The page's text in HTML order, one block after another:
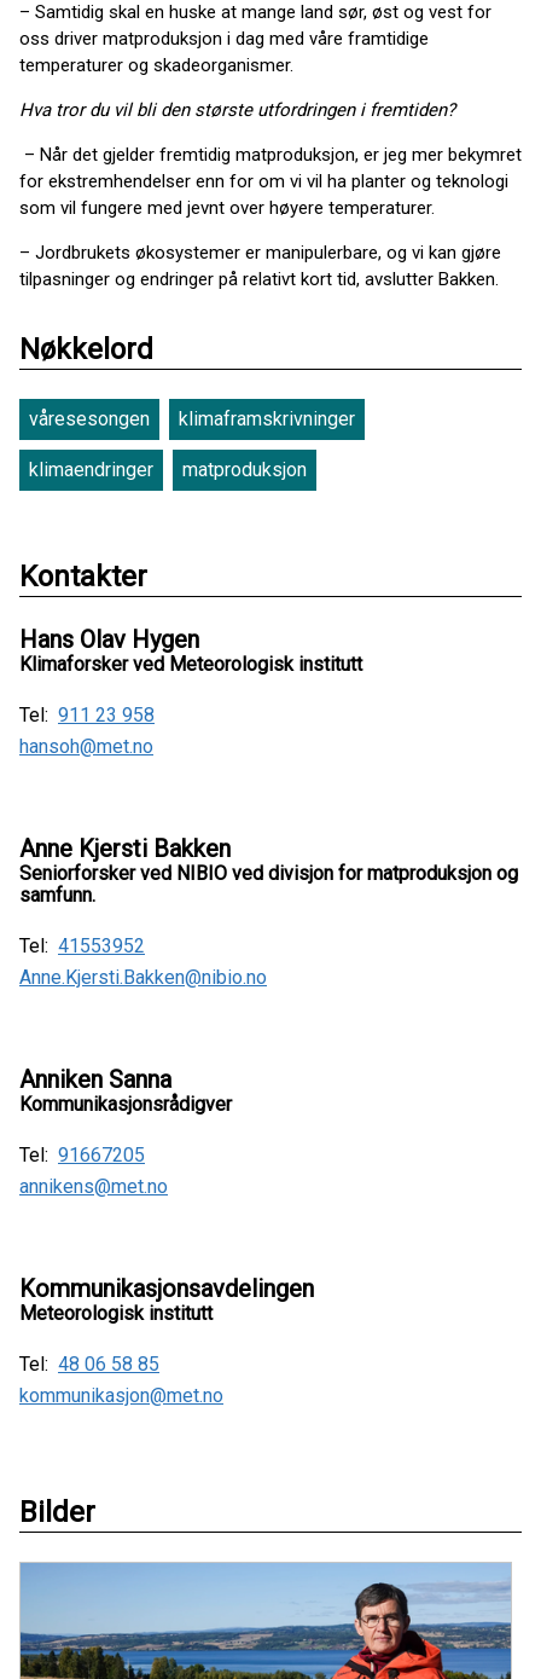
– Samtidig skal en huske at mange land sør, øst og vest for
oss driver matproduksjon i dag med våre framtidige
temperaturer og skadeorganismer.
Hva tror du vil bli den største utfordringen i fremtiden?
– Når det gjelder fremtidig matproduksjon, er jeg mer bekymret
for ekstremhendelser enn for om vi vil ha planter og teknologi
som vil fungere med jevnt over høyere temperaturer.
– Jordbrukets økosystemer er manipulerbare, og vi kan gjøre
tilpasninger og endringer på relativt kort tid, avslutter Bakken.
Nøkkelord
våresesongen klimaframskrivninger
klimaendringer matproduksjon
Kontakter
Hans Olav Hygen
Klimaforsker ved Meteorologisk institutt
Tel: 911 23 958
hansoh@met.no
Anne Kjersti Bakken
Seniorforsker ved NIBIO ved divisjon for matproduksjon og
samfunn.
Tel: 41553952
Anne.Kjersti.Bakken@nibio.no
Anniken Sanna
Kommunikasjonsrådigver
Tel: 91667205
annikens@met.no
Kommunikasjonsavdelingen
Meteorologisk institutt
Tel: 48 06 58 85
kommunikasjon@met.no
Bilder